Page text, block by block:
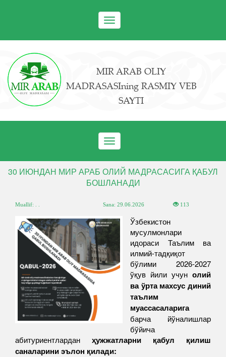
Toggle
navigation
MIR ARAB OLIY
MADRASASIning RASMIY VEB
SAYTI
Toggle
navigation
30 ИЮНДАН МИР АРАБ ОЛИЙ МАДРАСАСИГА ҚАБУЛ
БОШЛАНАДИ
Muallif: . . Sana:29.06.2026 113
Ўзбекистон
мусулмонлари
идораси Таълим ва
илмий-тадқиқот
бўлими 2026-2027
ўқув йили учун олий
ва ўрта махсус диний
таълим
муассасаларига
барча йўналишлар
бўйича
абитуриентлардан ҳужжатларни қабул қилиш
саналарини эълон қилади: